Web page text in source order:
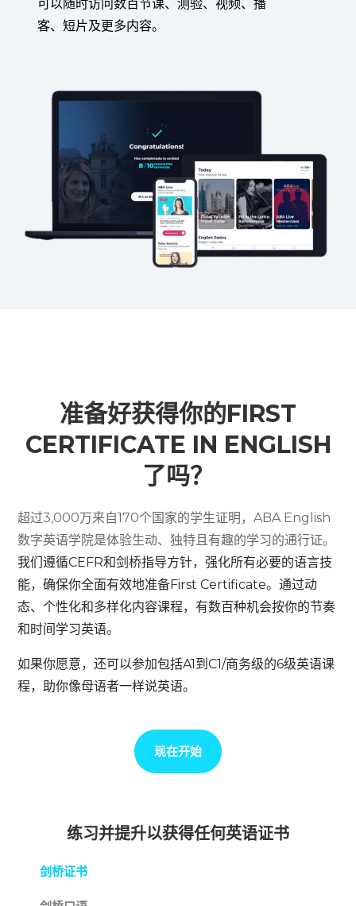
可以随时访问数百节课、测验、视频、播
客、短片及更多内容。
准备好获得你的FIRST
CERTIFICATE IN ENGLISH
了吗？
超过3,000万来自170个国家的学生证明，ABA English
数字英语学院是体验生动、独特且有趣的学习的通行证。
我们遵循CEFR和剑桥指导方针，强化所有必要的语言技
能，确保你全面有效地准备First Certificate。通过动
态、个性化和多样化内容课程，有数百种机会按你的节奏
和时间学习英语。
如果你愿意，还可以参加包括A1到C1/商务级的6级英语课
程，助你像母语者一样说英语。
现在开始
练习并提升以获得任何英语证书
剑桥证书